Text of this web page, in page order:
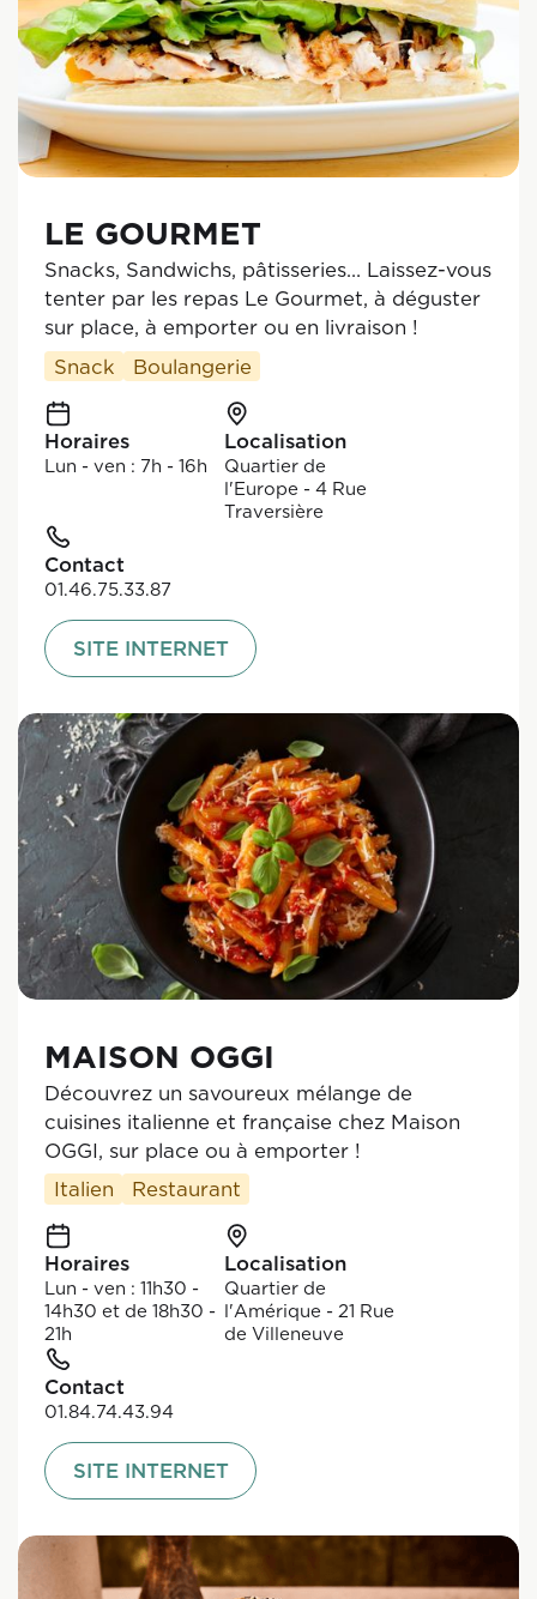
LE GOURMET
Snacks, Sandwichs, pâtisseries… Laissez-vous
tenter par les repas Le Gourmet, à déguster
sur place, à emporter ou en livraison !
Snack
Boulangerie
Horaires
Lun - ven : 7h - 16h
Localisation
Quartier de
l'Europe - 4 Rue
Traversière
Contact
01.46.75.33.87
SITE INTERNET
MAISON OGGI
Découvrez un savoureux mélange de
cuisines italienne et française chez Maison
OGGI, sur place ou à emporter !
Italien
Restaurant
Horaires
Lun - ven : 11h30 -
14h30 et de 18h30 -
21h
Localisation
Quartier de
l'Amérique - 21 Rue
de Villeneuve
Contact
01.84.74.43.94
SITE INTERNET